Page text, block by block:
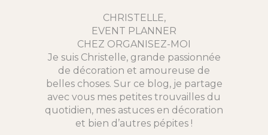
CHRISTELLE,
EVENT PLANNER
CHEZ ORGANISEZ-MOI
Je suis Christelle, grande passionnée
de décoration et amoureuse de
belles choses. Sur ce blog, je partage
avec vous mes petites trouvailles du
quotidien, mes astuces en décoration
et bien d’autres pépites !